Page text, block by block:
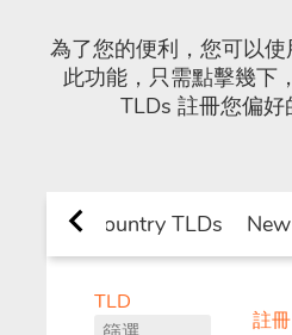
為了您的便利，您可以使
此功能，只需點擊幾下
TLDs 註冊您偏好
and Country TLDs
TLD
註冊